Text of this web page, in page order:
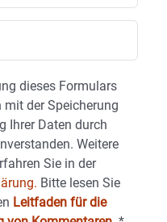
dieses Formulars
mit der Speicherung
Ihrer Daten durch
Weitere
Sie in der
Bitte lesen Sie
Leitfaden für die